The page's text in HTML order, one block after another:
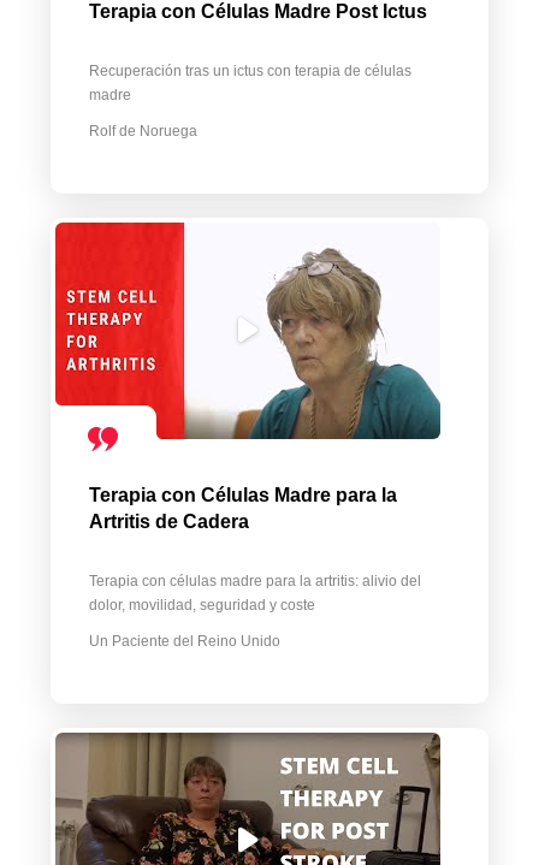
Terapia con Células Madre Post Ictus
Recuperación tras un ictus con terapia de células
madre
Rolf de Noruega
Terapia con Células Madre para la
Artritis de Cadera
Terapia con células madre para la artritis: alivio del
dolor, movilidad, seguridad y coste
Un Paciente del Reino Unido